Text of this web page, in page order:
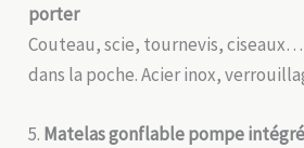
porter
Couteau, scie, tournevis, ciseaux…
dans la poche. Acier inox,
5. Matelas gonflable pompe